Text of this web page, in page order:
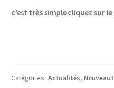
c’est très simple cliquez sur
Catégories : Actualités,